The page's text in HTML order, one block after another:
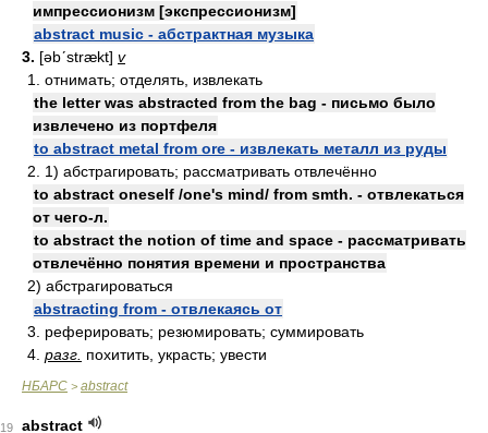
импрессионизм [экспрессионизм]
abstract music - абстрактная музыка
3. [əbʹstrækt] v
1. отнимать; отделять, извлекать
the letter was abstracted from the bag - письмо было
извлечено из портфеля
to abstract metal from ore - извлекать металл из руды
2. 1) абстрагировать; рассматривать отвлечённо
to abstract oneself /one's mind/ from smth. - отвлекаться
от чего-л.
to abstract the notion of time and space - рассматривать
отвлечённо понятия времени и пространства
2) абстрагироваться
abstracting from - отвлекаясь от
3. реферировать; резюмировать; суммировать
4. разг. похитить, украсть; увести
НБАРС > abstract
19
abstract